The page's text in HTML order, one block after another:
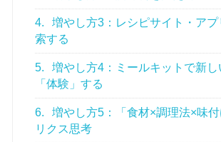
4.
増やし方3：レシピサイト・アプ
索する
5.
増やし方4：ミールキットで新し
「体験」する
6.
増やし方5：「食材×調理法×味付
リクス思考